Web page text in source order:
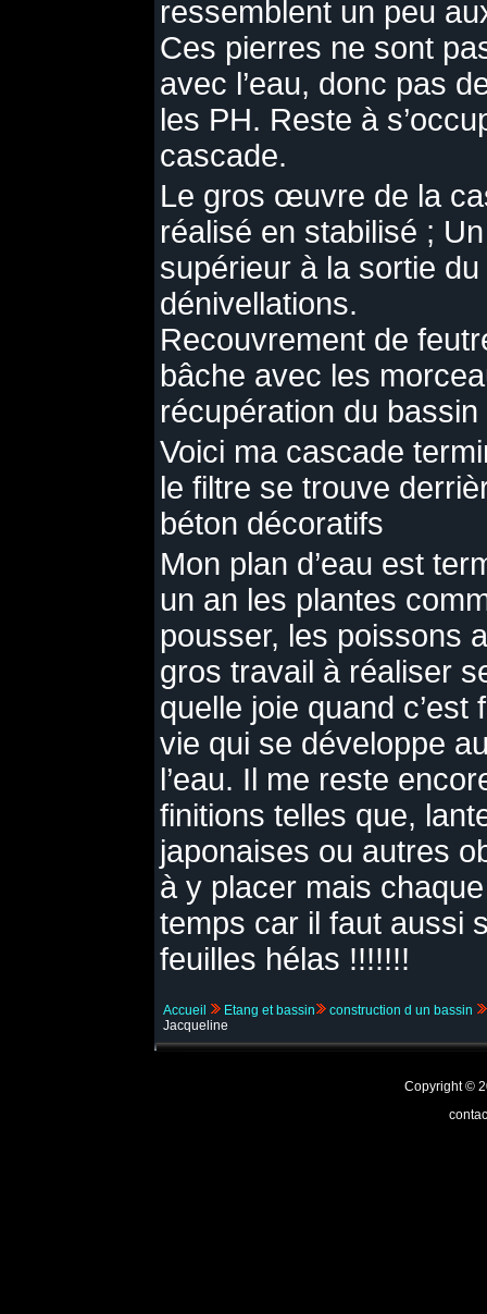
ressemblent un peu
Ces pierres ne sont
avec l’eau, donc pas
les PH. Reste à
cascade.
Le gros œuvre de la
réalisé en stabilisé ;
supérieur à la sortie
dénivellations.
Recouvrement de
bâche avec les
récupération du bassin
Voici ma cascade
le filtre se trouve
béton décoratifs
Mon plan d’eau est
un an les plantes
pousser, les poissons
gros travail à réaliser
quelle joie quand c’est
vie qui se développe
l’eau. Il me reste
finitions telles que,
japonaises ou autres
à y placer mais
temps car il faut aussi
feuilles hélas !!!!!!!
Accueil Etang et bassin
construction d un bassin
Jacqueline
Copyright ©